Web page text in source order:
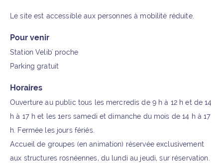
Le site est accessible aux personnes à mobilité réduite.
Pour venir
Station Velib' proche
Parking gratuit
Horaires
Ouverture au public tous les mercredis de 9 h à 12 h et de 14
h à 17 h et les 1ers samedi et dimanche du mois de 14 h à 17
h. Fermée les jours fériés.
Accueil de groupes (en animation) réservée exclusivement
aux structures rosnéennes, du lundi au jeudi, sur réservation.